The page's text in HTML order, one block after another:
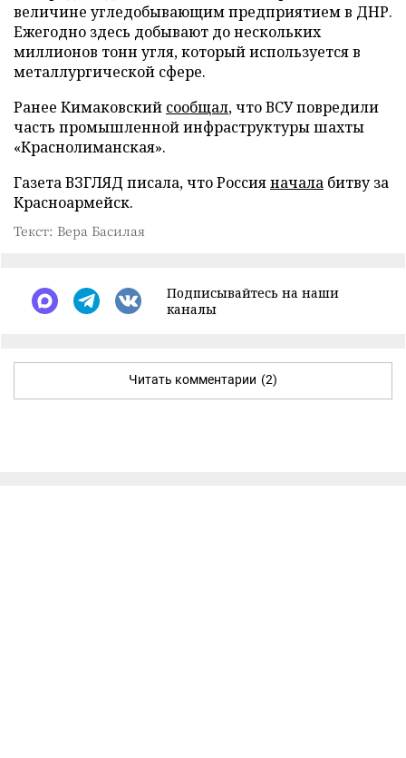
величине угледобывающим предприятием в ДНР.
Ежегодно здесь добывают до нескольких
миллионов тонн угля, который используется в
металлургической сфере.
Ранее Кимаковский сообщал, что ВСУ повредили
часть промышленной инфраструктуры шахты
«Краснолиманская».
Газета ВЗГЛЯД писала, что Россияначала битву за
Красноармейск.
Текст: Вера Басилая
Подписывайтесь на наши
каналы
Читать комментарии (2)